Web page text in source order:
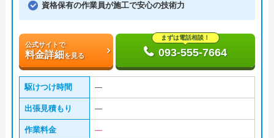
資格保有の作業員が施工で安心の技術力
公式サイトで
料金詳細を見る
まずは電話相談！
093-555-7664
駆けつけ時間 ―
出張見積もり ―
作業料金 ―